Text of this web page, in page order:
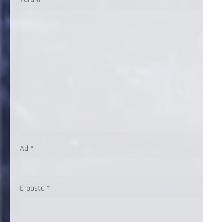
Ad *
E-posta *